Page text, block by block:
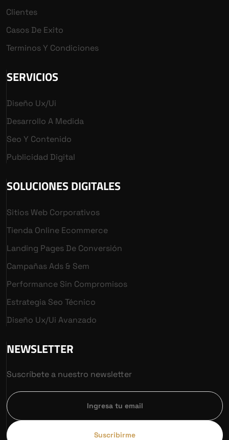
Clientes
Casos De Exito
Terminos Y Condiciones
SERVICIOS
Diseño Ux/ui
Desarrollo A Medida
Seo Y Contenido
Publicidad Digital
SOLUCIONES DIGITALES
Sitios Web Corporativos
Tienda Online Ecommerce
Landing Pages De Conversión
Campañas Ads & Sem
Performance Sin Compromisos
Estrategia Seo Técnico
Diseño Ux/ui Avanzado
NEWSLETTER
Suscríbete a nuestro newsletter
Suscribirme